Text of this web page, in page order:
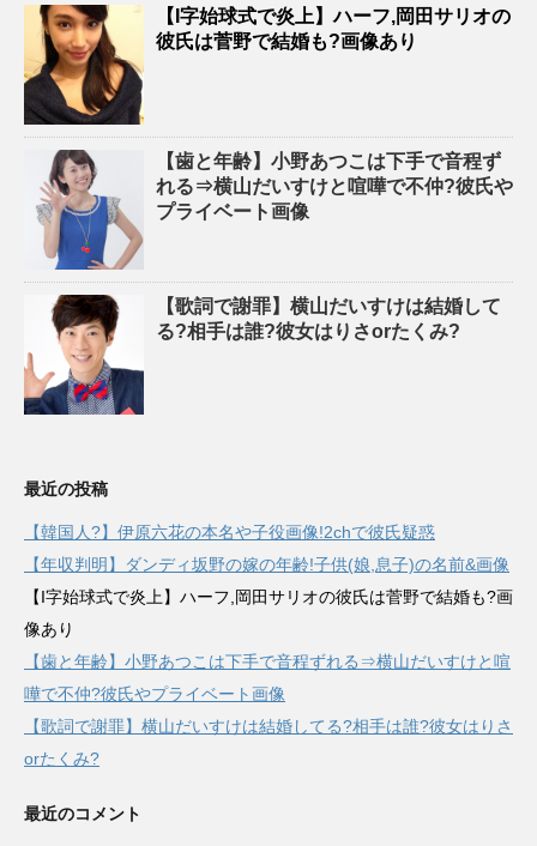
【I字始球式で炎上】ハーフ,岡田サリオの
彼氏は菅野で結婚も?画像あり
【歯と年齢】小野あつこは下手で音程ず
れる⇒横山だいすけと喧嘩で不仲?彼氏や
プライベート画像
【歌詞で謝罪】横山だいすけは結婚して
る?相手は誰?彼女はりさorたくみ?
最近の投稿
【韓国人?】伊原六花の本名や子役画像!2chで彼氏疑惑
【年収判明】ダンディ坂野の嫁の年齢!子供(娘,息子)の名前&画像
【I字始球式で炎上】ハーフ,岡田サリオの彼氏は菅野で結婚も?画
像あり
【歯と年齢】小野あつこは下手で音程ずれる⇒横山だいすけと喧
嘩で不仲?彼氏やプライベート画像
【歌詞で謝罪】横山だいすけは結婚してる?相手は誰?彼女はりさ
orたくみ?
最近のコメント